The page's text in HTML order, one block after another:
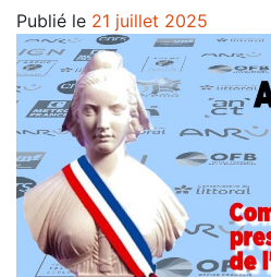
Publié le 21 juillet 2025